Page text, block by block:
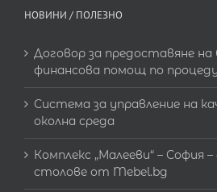
НОВИНИ / ПОЛЕЗНО
Договор за предоставяне на
финансова помощ по
Система за управление на
околна среда
Комплекс „Малееви“ – София
столове от Mebel.bg